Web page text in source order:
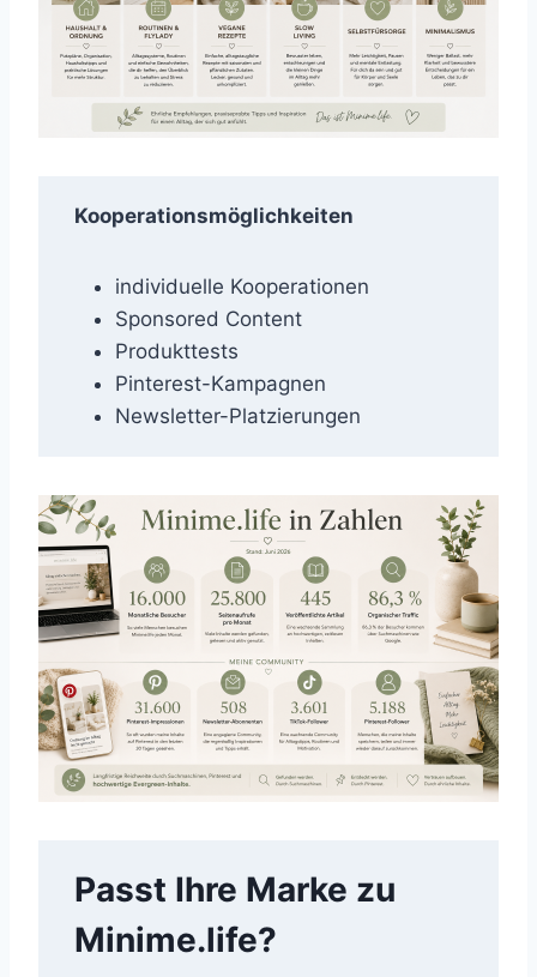
Kooperationsmöglichkeiten
individuelle Kooperationen
Sponsored Content
Produkttests
Pinterest-Kampagnen
Newsletter-Platzierungen
Passt Ihre Marke zu
Minime.life?